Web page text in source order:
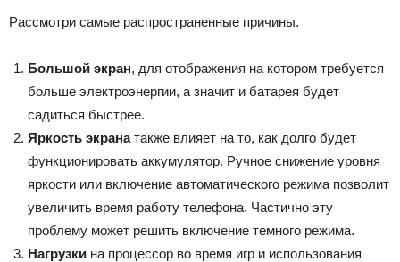
Рассмотри самые распространенные причины.
Большой экран, для отображения на котором требуется
больше электроэнергии, а значит и батарея будет
садиться быстрее.
Яркость экранатакже влияет на то, как долго будет
функционировать аккумулятор. Ручное снижение уровня
яркости или включение автоматического режима позволит
увеличить время работу телефона. Частично эту
проблему может решить включение темного режима.
Нагрузки на процессор во время игр и использования